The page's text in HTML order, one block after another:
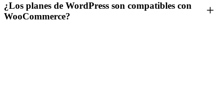
¿Los planes de WordPress son compatibles con
WooCommerce?